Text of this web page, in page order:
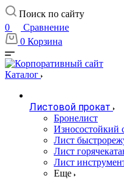
Поиск по сайту
0
Сравнение
0 Корзина
Каталог
Листовой прокат
Бронелист
Износостойкий
Лист
Лист
Лист
Еще